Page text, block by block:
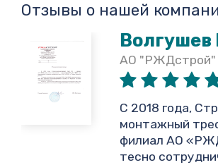
Отзывы о нашей
Волгушев
АО "РЖДстрой"
С 2018 года,
монтажный
филиал АО
тесно